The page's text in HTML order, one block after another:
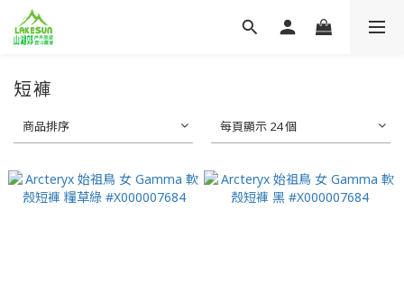
短褲
商品排序 每頁顯示 24 個